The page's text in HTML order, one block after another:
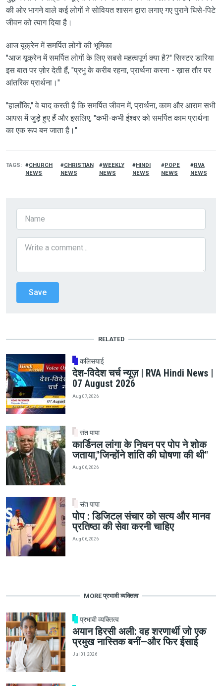
की ओर भागने वाले कई लोगों ने सोवियत शासन द्वारा लगाए गए पुराने घिसे-पिटे
जीवन को त्याग दिया है।
आज यूक्रेन में समर्पित लोगों की भूमिका
"आज यूक्रेन में समर्पित लोगों के लिए सबसे महत्वपूर्ण क्या है?" सिस्टर डारिया
इस बात पर ज़ोर देती हैं, "प्रभु के करीब रहना, प्रार्थना करना - ख़ास तौर पर
आंतरिक प्रार्थना।"
"हालाँकि," वे याद करती हैं कि समर्पित जीवन में, प्रार्थना, काम और आराम सभी
आपस में जुड़े हुए हैं और इसलिए, "कभी-कभी ईश्वर को समर्पित काम प्रार्थना
का एक रूप बन जाता है।"
TAGS
CHURCH
NEWS
CHRISTIAN
NEWS
WEEKLY
NEWS
HINDI
NEWS
POPE
NEWS
RVA
NEWS
RELATED
कलिसयाई
देश-विदेश चर्च न्यूज़ | RVA Hindi News |
07 August 2026
Aug 07, 2026
संत पापा
कार्डिनल लांगा के निधन पर पोप ने शोक
जताया,"जिन्होंने शांति की घोषणा की थी"
Aug 06, 2026
संत पापा
पोप : डिजिटल संचार को सत्य और मानव
प्रतिष्ठा की सेवा करनी चाहिए
Aug 06, 2026
MORE प्रभावी व्यक्तित्व
प्रभावी व्यक्तित्व
अयान हिरसी अली: वह शरणार्थी जो एक
प्रमुख नास्तिक बनीं—और फिर ईसाई
Jul 01, 2026